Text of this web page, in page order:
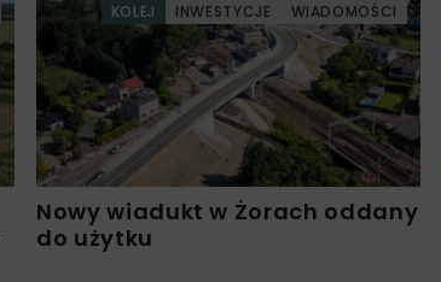
KOLEJ INWESTYCJE WIADOMOŚCI
Nowy wiadukt w Żorach oddany
do użytku